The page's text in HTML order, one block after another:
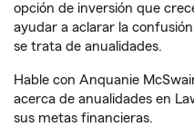
opción de inversión que
ayudar a aclarar la
se trata de anualidades.
Hable con Anquanie
acerca de anualidades en
sus metas financieras.